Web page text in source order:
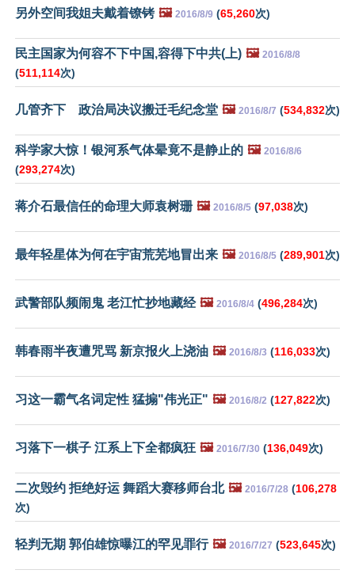
另外空间我姐夫戴着镣铐 🖼️ 2016/8/9 (65,260次)
民主国家为何容不下中国,容得下中共(上) 🖼️ 2016/8/8
(511,114次)
几管齐下 政治局决议搬迁毛纪念堂 🖼️ 2016/8/7 (534,832次)
科学家大惊！银河系气体晕竟不是静止的 🖼️ 2016/8/6
(293,274次)
蒋介石最信任的命理大师袁树珊 🖼️ 2016/8/5 (97,038次)
最年轻星体为何在宇宙荒芜地冒出来 🖼️ 2016/8/5 (289,901次)
武警部队频闹鬼 老江忙抄地藏经 🖼️ 2016/8/4 (496,284次)
韩春雨半夜遭咒骂 新京报火上浇油 🖼️ 2016/8/3 (116,033次)
习这一霸气名词定性 猛搧"伟光正" 🖼️ 2016/8/2 (127,822次)
习落下一棋子 江系上下全都疯狂 🖼️ 2016/7/30 (136,049次)
二次毁约 拒绝好运 舞蹈大赛移师台北 🖼️ 2016/7/28 (106,278
次)
轻判无期 郭伯雄惊曝江的罕见罪行 🖼️ 2016/7/27 (523,645次)